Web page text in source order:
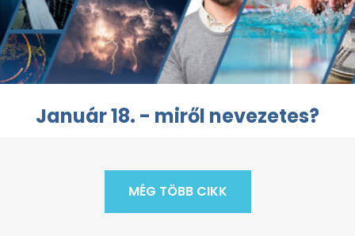
Január 18. - miről nevezetes?
MÉG TÖBB CIKK